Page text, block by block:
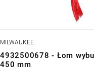
MILWAUKEE
4932500678 - Łom
450 mm